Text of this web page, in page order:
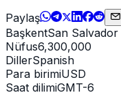
Paylaş
BaşkentSan Salvador
Nüfus6,300,000
DillerSpanish
Para birimiUSD
Saat dilimiGMT-6